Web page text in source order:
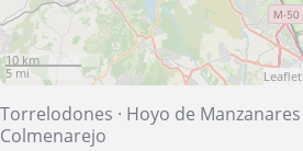
10 km
5 mi
Leaflet
Torrelodones · Hoyo de Manzanares
Colmenarejo